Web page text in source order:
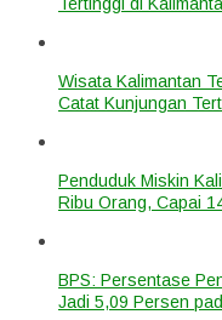
Wisata Kalimantan
Catat Kunjungan
Penduduk Miskin
Ribu Orang, Capai
BPS: Persentase
Jadi 5,09 Persen